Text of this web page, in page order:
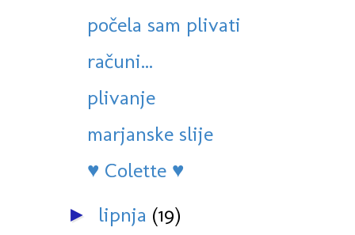
počela sam plivati
računi...
plivanje
marjanske slije
♥ Colette ♥
► lipnja (19)